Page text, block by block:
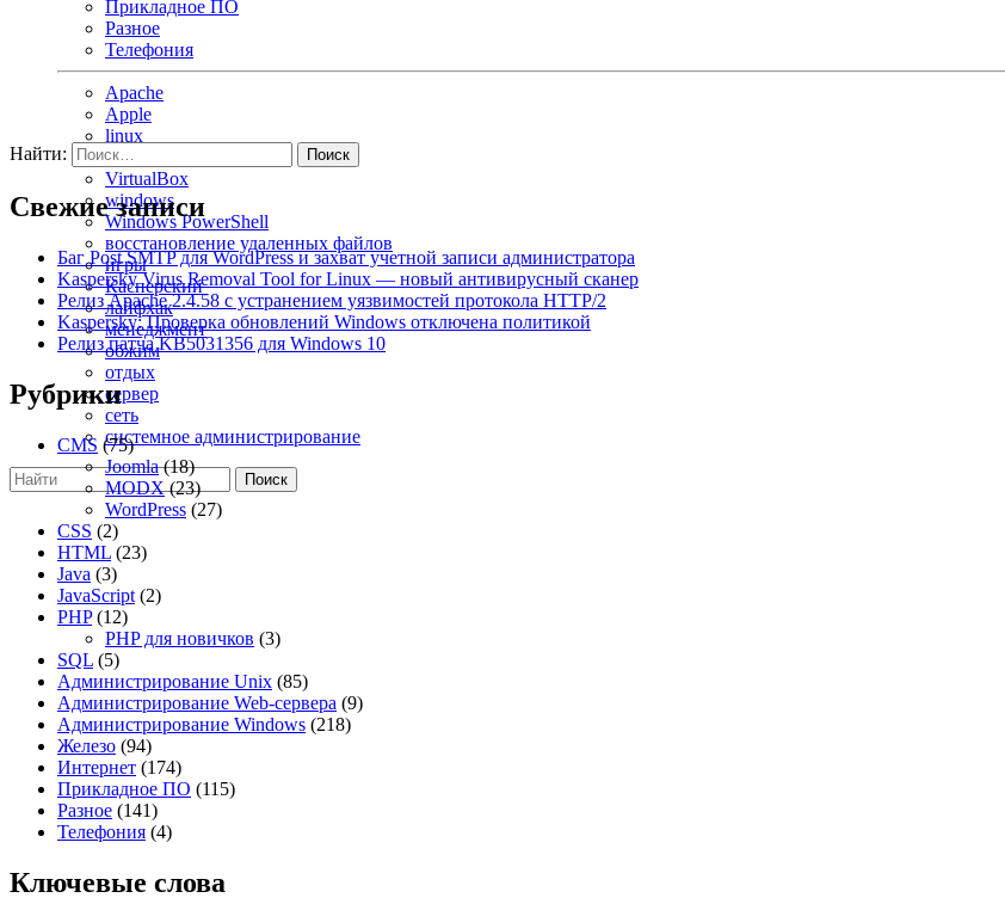
Прикладное ПО
Разное
Телефония
Apache
Apple
linux
macOS
VirtualBox
windows
Windows PowerShell
восстановление удаленных файлов
игры
Касперский
лайфхак
менеджмент
обжим
отдых
сервер
сеть
системное администрирование
Поиск
Найти:
Свежие записи
Баг Post SMTP для WordPress и захват учетной записи администратора
Kaspersky Virus Removal Tool for Linux — новый антивирусный сканер
Релиз Apache 2.4.58 с устранением уязвимостей протокола HTTP/2
Kaspersky: Проверка обновлений Windows отключена политикой
Релиз патча KB5031356 для Windows 10
Рубрики
CMS (75)
Joomla(18)
MODX(23)
WordPress (27)
CSS (2)
HTML (23)
Java (3)
JavaScript (2)
PHP(12)
PHP для новичков (3)
SQL (5)
Администрирование Unix (85)
Администрирование Web-сервера (9)
Администрирование Windows (218)
Железо (94)
Интернет (174)
Прикладное ПО (115)
Разное (141)
Телефония (4)
Ключевые слова